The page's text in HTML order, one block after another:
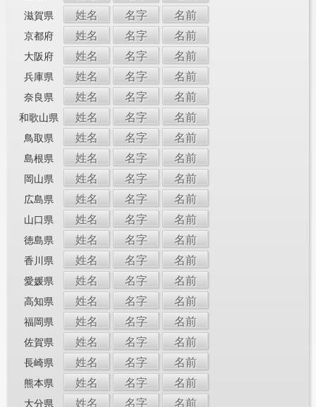
滋賀県 姓名 名字 名前
京都府 姓名 名字 名前
大阪府 姓名 名字 名前
兵庫県 姓名 名字 名前
奈良県 姓名 名字 名前
和歌山県 姓名 名字 名前
鳥取県 姓名 名字 名前
島根県 姓名 名字 名前
岡山県 姓名 名字 名前
広島県 姓名 名字 名前
山口県 姓名 名字 名前
徳島県 姓名 名字 名前
香川県 姓名 名字 名前
愛媛県 姓名 名字 名前
高知県 姓名 名字 名前
福岡県 姓名 名字 名前
佐賀県 姓名 名字 名前
長崎県 姓名 名字 名前
熊本県 姓名 名字 名前
大分県 姓名 名字 名前